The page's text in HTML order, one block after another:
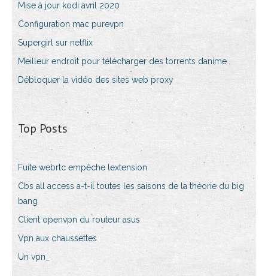
Mise à jour kodi avril 2020
Configuration mac purevpn
Supergirl sur netflix
Meilleur endroit pour télécharger des torrents danime
Débloquer la vidéo des sites web proxy
Top Posts
Fuite webrtc empêche lextension
Cbs all access a-t-il toutes les saisons de la théorie du big
bang
Client openvpn du routeur asus
Vpn aux chaussettes
Un vpn_